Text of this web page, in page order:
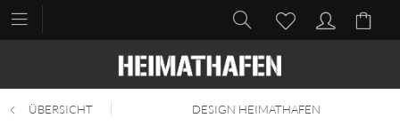
ÜBERSICHT DESIGN HEIMATHAFEN